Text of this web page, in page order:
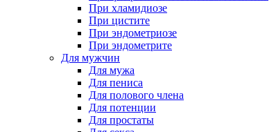
При хламидиозе
При цистите
При эндометриозе
При эндометрите
Для мужчин
Для мужа
Для пениса
Для полового члена
Для потенции
Для простаты